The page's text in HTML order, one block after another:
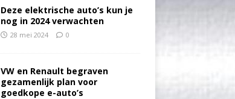
Deze elektrische auto’s kun je
nog in 2024 verwachten
28 mei 2024 0
VW en Renault begraven
gezamenlijk plan voor
goedkope e-auto’s